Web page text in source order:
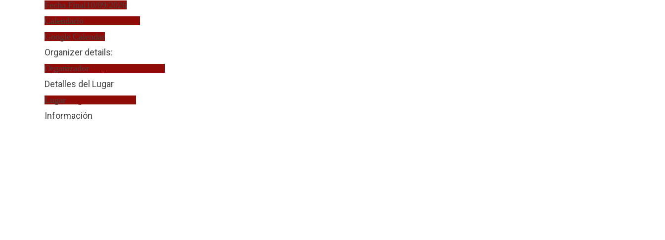
Fecha Final 10/09/2026
Calendario
Google Calendar
Organizer details:
Organizador
Detalles del Lugar
Lugar
Información